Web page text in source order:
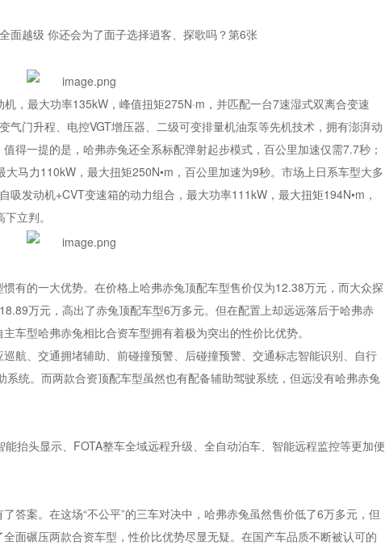
，最大功率135kW，峰值扭矩275N·m，并匹配一台7速湿式双离合变速
气门升程、电控VGT增压器、二级可变排量机油泵等先机技术，拥有澎湃动
得一提的是，哈弗赤兔还全系标配弹射起步模式，百公里加速仅需7.7秒；
马力110kW，最大扭矩250N•m，百公里加速为9秒。市场上日系车型大多
发动机+CVT变速箱的动力组合，最大功率111kW，最大扭矩194N•m，
立判。
有的一大优势。在价格上哈弗赤兔顶配车型售价仅为12.38万元，而大众探
万元，高出了赤兔顶配车型6万多元。但在配置上却远远落后于哈弗赤
车型哈弗赤兔相比合资车型拥有着极为突出的性价比优势。
航、交通拥堵辅助、前碰撞预警、后碰撞预警、交通标志智能识别、自行
统。而两款合资顶配车型虽然也有配备辅助驾驶系统，但远没有哈弗赤兔
抬头显示、FOTA整车全域远程升级、全自动泊车、智能远程监控等更加便
答案。在这场“不公平”的三车对决中，哈弗赤兔虽然售价低了6万多元，但
面碾压两款合资车型，性价比优势尽显无疑。在国产车品质不断被认可的